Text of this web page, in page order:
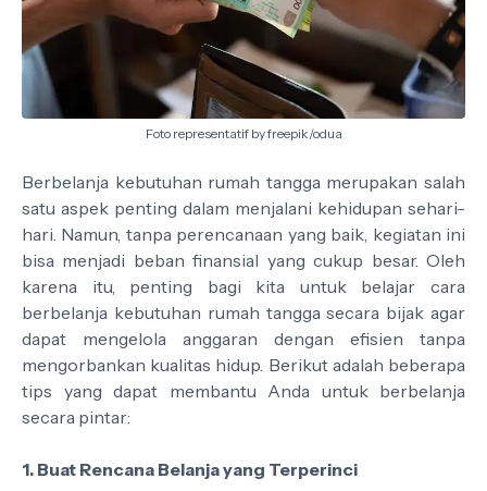
Foto representatif by freepik/odua
Berbelanja kebutuhan rumah tangga merupakan salah
satu aspek penting dalam menjalani kehidupan sehari-
hari. Namun, tanpa perencanaan yang baik, kegiatan ini
bisa menjadi beban finansial yang cukup besar. Oleh
karena itu, penting bagi kita untuk belajar cara
berbelanja kebutuhan rumah tangga secara bijak agar
dapat mengelola anggaran dengan efisien tanpa
mengorbankan kualitas hidup. Berikut adalah beberapa
tips yang dapat membantu Anda untuk berbelanja
secara pintar:
1. Buat Rencana Belanja yang Terperinci